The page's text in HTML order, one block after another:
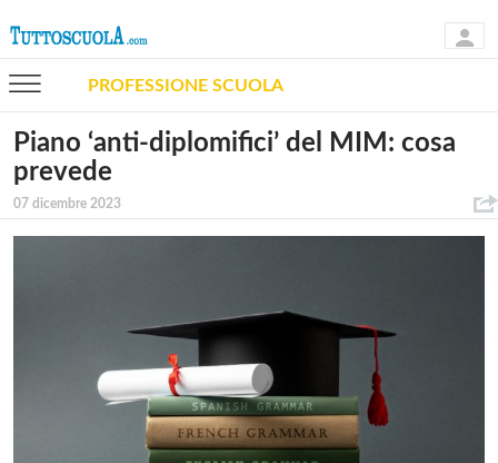
PROFESSIONE SCUOLA
Piano ‘anti-diplomifici’ del MIM: cosa
prevede
07 dicembre 2023